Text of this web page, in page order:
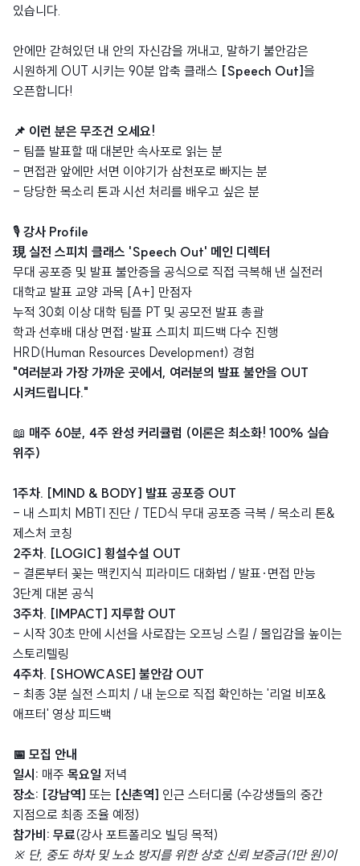
있습니다.
안에만 갇혀있던 내 안의 자신감을 꺼내고, 말하기 불안감은
시원하게 OUT 시키는 90분 압축 클래스 [Speech Out]을
오픈합니다!
📌 이런 분은 무조건 오세요!
- 팀플 발표할 때 대본만 속사포로 읽는 분
- 면접관 앞에만 서면 이야기가 삼천포로 빠지는 분
- 당당한 목소리 톤과 시선 처리를 배우고 싶은 분
🎙️ 강사 Profile
現 실전 스피치 클래스 'Speech Out' 메인 디렉터
무대 공포증 및 발표 불안증을 공식으로 직접 극복해 낸 실전러
대학교 발표 교양 과목 [A+] 만점자
누적 30회 이상 대학 팀플 PT 및 공모전 발표 총괄
학과 선후배 대상 면접·발표 스피치 피드백 다수 진행
HRD(Human Resources Development) 경험
"여러분과 가장 가까운 곳에서, 여러분의 발표 불안을 OUT
시켜드립니다."
📖 매주 60분, 4주 완성 커리큘럼 (이론은 최소화! 100% 실습
위주)
1주차. [MIND & BODY] 발표 공포증 OUT
- 내 스피치 MBTI 진단 / TED식 무대 공포증 극복 / 목소리 톤&
제스처 코칭
2주차. [LOGIC] 횡설수설 OUT
- 결론부터 꽂는 맥킨지식 피라미드 대화법 / 발표·면접 만능
3단계 대본 공식
3주차. [IMPACT] 지루함 OUT
- 시작 30초 만에 시선을 사로잡는 오프닝 스킬 / 몰입감을 높이는
스토리텔링
4주차. [SHOWCASE] 불안감 OUT
- 최종 3분 실전 스피치 / 내 눈으로 직접 확인하는 '리얼 비포&
애프터' 영상 피드백
📅 모집 안내
일시: 매주 목요일 저녁
장소: [강남역] 또는 [신촌역] 인근 스터디룸 (수강생들의 중간
지점으로 최종 조율 예정)
참가비: 무료(강사 포트폴리오 빌딩 목적)
※ 단, 중도 하차 및 노쇼 방지를 위한 상호 신뢰 보증금(1만 원)이